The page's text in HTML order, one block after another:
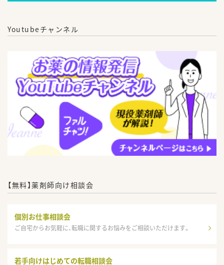
Youtubeチャンネル
【無料】薬剤師向け相談会
個別お仕事相談会
ご自宅からお気軽に、転職に関するお悩みをご相談いただけます。
若手向けはじめての転職相談会